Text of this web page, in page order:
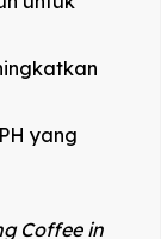
yang
Coffee in